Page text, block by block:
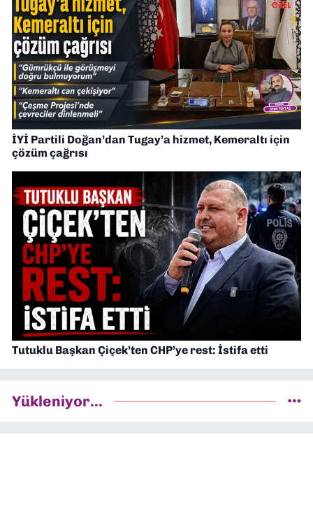
İYİ Partili Doğan’dan Tugay’a hizmet, Kemeraltı için
çözüm çağrısı
Tutuklu Başkan Çiçek’ten CHP’ye rest: İstifa etti
Yükleniyor...